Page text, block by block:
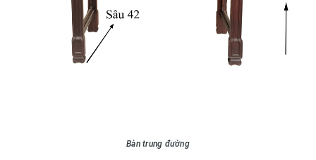
Bàn trung đường